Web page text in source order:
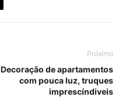
Próximo
Decoração de apartamentos
com pouca luz, truques
imprescíndiveis